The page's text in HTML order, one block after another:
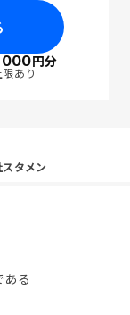
円分
あり
タメン
る